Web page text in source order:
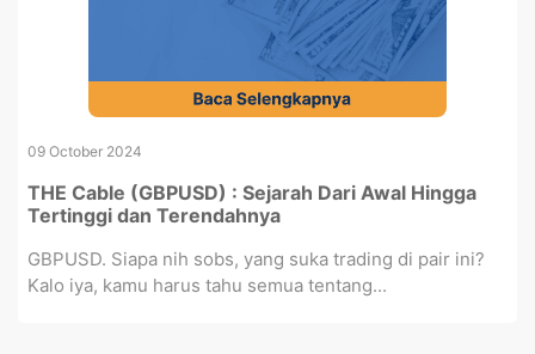
09 October 2024
THE Cable (GBPUSD) : Sejarah Dari Awal Hingga
Tertinggi dan Terendahnya
GBPUSD. Siapa nih sobs, yang suka trading di pair ini?
Kalo iya, kamu harus tahu semua tentang...